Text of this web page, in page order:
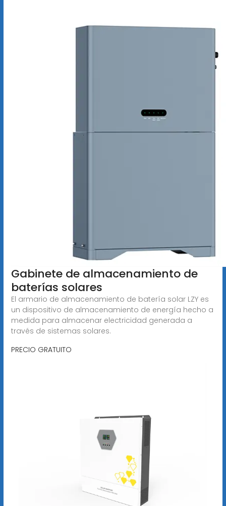
Gabinete de almacenamiento de
baterías solares
El armario de almacenamiento de batería solar LZY es
un dispositivo de almacenamiento de energía hecho a
medida para almacenar electricidad generada a
través de sistemas solares.
PRECIO GRATUITO